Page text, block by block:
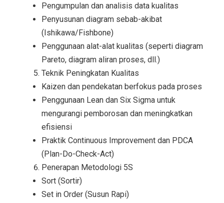
Pengumpulan dan analisis data kualitas
Penyusunan diagram sebab-akibat
(Ishikawa/Fishbone)
Penggunaan alat-alat kualitas (seperti diagram
Pareto, diagram aliran proses, dll.)
Teknik Peningkatan Kualitas
Kaizen dan pendekatan berfokus pada proses
Penggunaan Lean dan Six Sigma untuk
mengurangi pemborosan dan meningkatkan
efisiensi
Praktik Continuous Improvement dan PDCA
(Plan-Do-Check-Act)
Penerapan Metodologi 5S
Sort (Sortir)
Set in Order (Susun Rapi)